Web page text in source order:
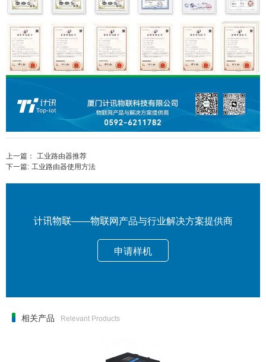
上一篇： 工业路由器推荐
下一篇: 工业路由器使用方法
计讯物联——物联网产品与行业解决方案提供商
申请样机
相关产品 Relevant Products